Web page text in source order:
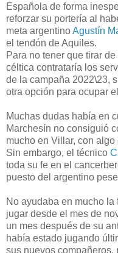
Española de forma
reforzar su portería al
meta argentinoAgustín
el tendón de Aquiles.
Para no tener que tirar
céltica contrataría los
de la campaña 2022\23,
otra opción para ocupar
Muchas dudas había en
Marchesín no consiguió
mucho en Villar, con
Sin embargo, el técnico
toda su fe en el
puesto del argentino
No ayudaba en mucho
jugar desde el mes de
un mes después de su
había estado jugando
sus nuevos compañeros,